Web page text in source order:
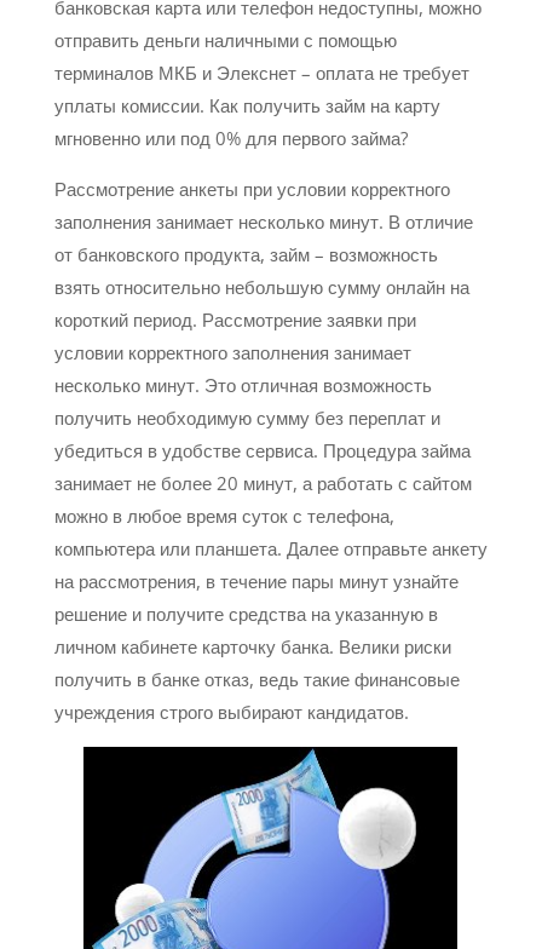
банковская карта или телефон недоступны, можно
отправить деньги наличными с помощью
терминалов МКБ и Элекснет – оплата не требует
уплаты комиссии. Как получить займ на карту
мгновенно или под 0% для первого займа?
Рассмотрение анкеты при условии корректного
заполнения занимает несколько минут. В отличие
от банковского продукта, займ – возможность
взять относительно небольшую сумму онлайн на
короткий период. Рассмотрение заявки при
условии корректного заполнения занимает
несколько минут. Это отличная возможность
получить необходимую сумму без переплат и
убедиться в удобстве сервиса. Процедура займа
занимает не более 20 минут, а работать с сайтом
можно в любое время суток с телефона,
компьютера или планшета. Далее отправьте анкету
на рассмотрения, в течение пары минут узнайте
решение и получите средства на указанную в
личном кабинете карточку банка. Велики риски
получить в банке отказ, ведь такие финансовые
учреждения строго выбирают кандидатов.